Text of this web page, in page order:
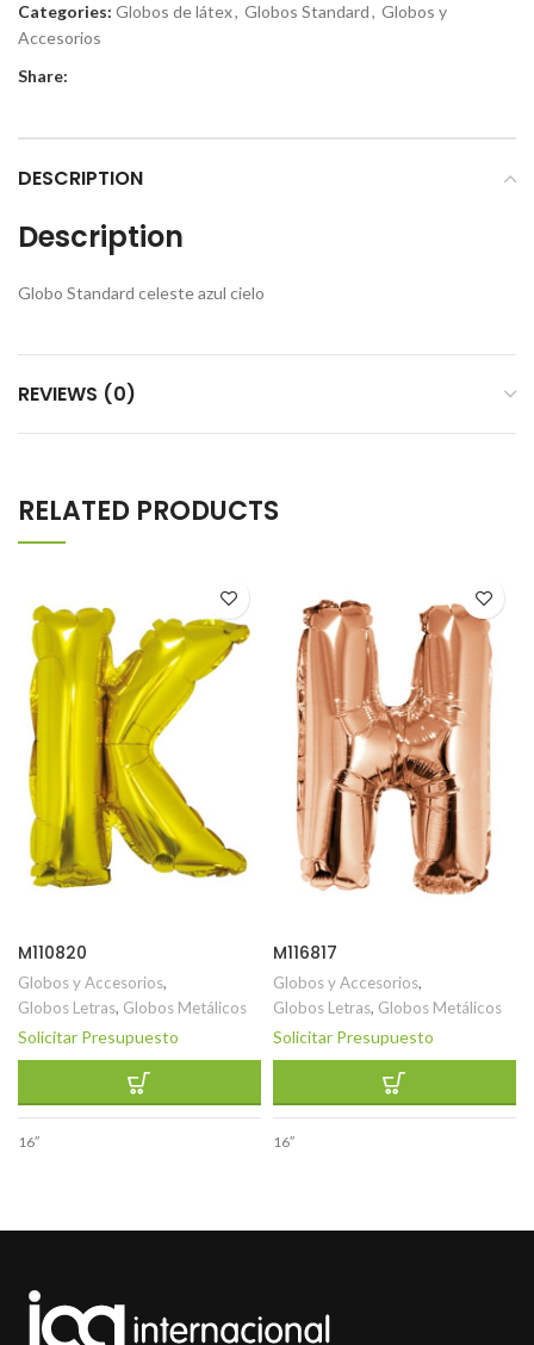
Categories: Globos de látex, Globos Standard, Globos y
Accesorios
Share:
DESCRIPTION
Description
Globo Standard celeste azul cielo
REVIEWS (0)
RELATED PRODUCTS
M110820
Globos y Accesorios,
Globos Letras, Globos Metálicos
Solicitar Presupuesto
16″
M116817
Globos y Accesorios,
Globos Letras, Globos Metálicos
Solicitar Presupuesto
16″